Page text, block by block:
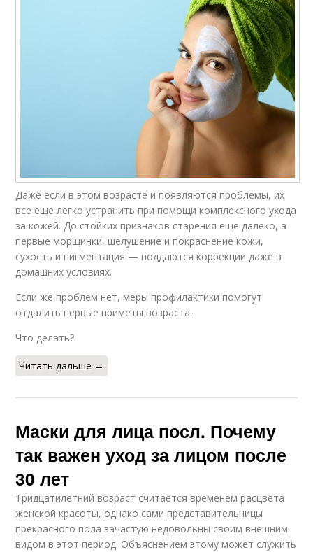
Даже если в этом возрасте и появляются проблемы, их
все еще легко устранить при помощи комплексного ухода
за кожей. До стойких признаков старения еще далеко, а
первые морщинки, шелушение и покраснение кожи,
сухость и пигментация — поддаются коррекции даже в
домашних условиях.
Если же проблем нет, меры профилактики помогут
отдалить первые приметы возраста.
Что делать?
Читать дальше →
Маски для лица посл. Почему
так важен уход за лицом после
30 лет
Тридцатилетний возраст считается временем расцвета
женской красоты, однако сами представительницы
прекрасного пола зачастую недовольны своим внешним
видом в этот период. Объяснением этому может служить